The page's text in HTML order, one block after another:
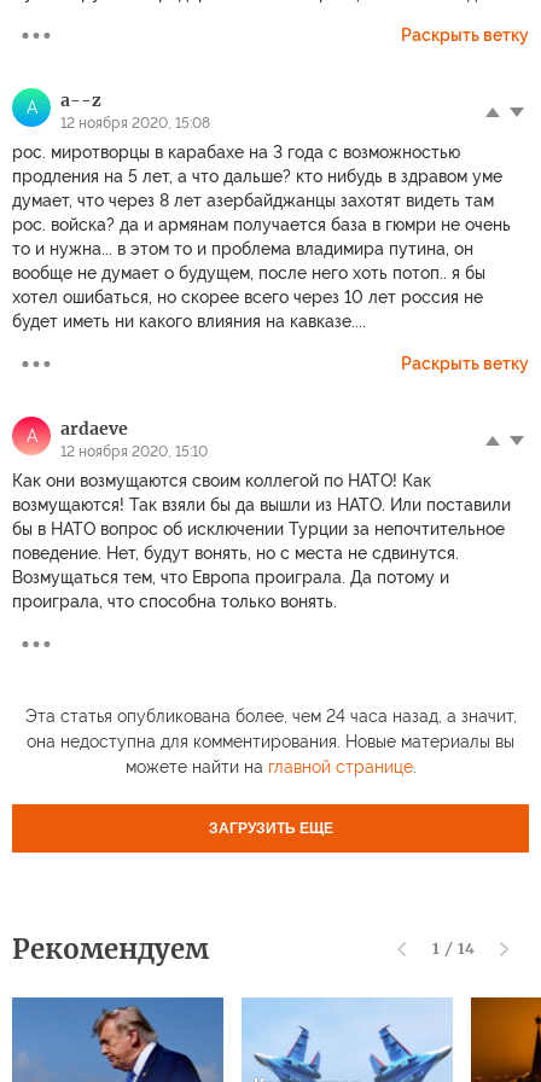
Раскрыть ветку
A a--z
12 ноября 2020, 15:08
рос. миротворцы в карабахе на 3 года с возможностью
продления на 5 лет, а что дальше? кто нибудь в здравом уме
думает, что через 8 лет азербайджанцы захотят видеть там
рос. войска? да и армянам получается база в гюмри не очень
то и нужна... в этом то и проблема владимира путина, он
вообще не думает о будущем, после него хоть потоп.. я бы
хотел ошибаться, но скорее всего через 10 лет россия не
будет иметь ни какого влияния на кавказе....
Раскрыть ветку
A ardaeve
12 ноября 2020, 15:10
Как они возмущаются своим коллегой по НАТО! Как
возмущаются! Так взяли бы да вышли из НАТО. Или поставили
бы в НАТО вопрос об исключении Турции за непочтительное
поведение. Нет, будут вонять, но с места не сдвинутся.
Возмущаться тем, что Европа проиграла. Да потому и
проиграла, что способна только вонять.
Эта статья опубликована более, чем 24 часа назад, а значит,
она недоступна для комментирования. Новые материалы вы
можете найти на главной странице.
ЗАГРУЗИТЬ ЕЩЕ
Рекомендуем 1 / 14